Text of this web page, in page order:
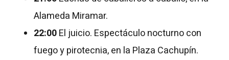
Alameda Miramar.
22:00El juicio. Espectáculo nocturno con
fuego y pirotecnia, en la Plaza Cachupín.